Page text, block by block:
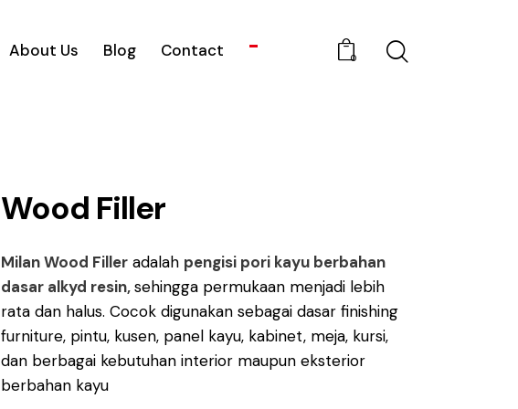
About Us Blog Contact 0
Wood Filler
Milan Wood Filler adalah pengisi pori kayu berbahan
dasar alkyd resin,sehingga permukaan menjadi lebih
rata dan halus. Cocok digunakan sebagai dasar finishing
furniture, pintu, kusen, panel kayu, kabinet, meja, kursi,
dan berbagai kebutuhan interior maupun eksterior
berbahan kayu